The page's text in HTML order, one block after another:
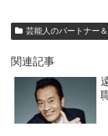
芸能人のパートナー
関連記事